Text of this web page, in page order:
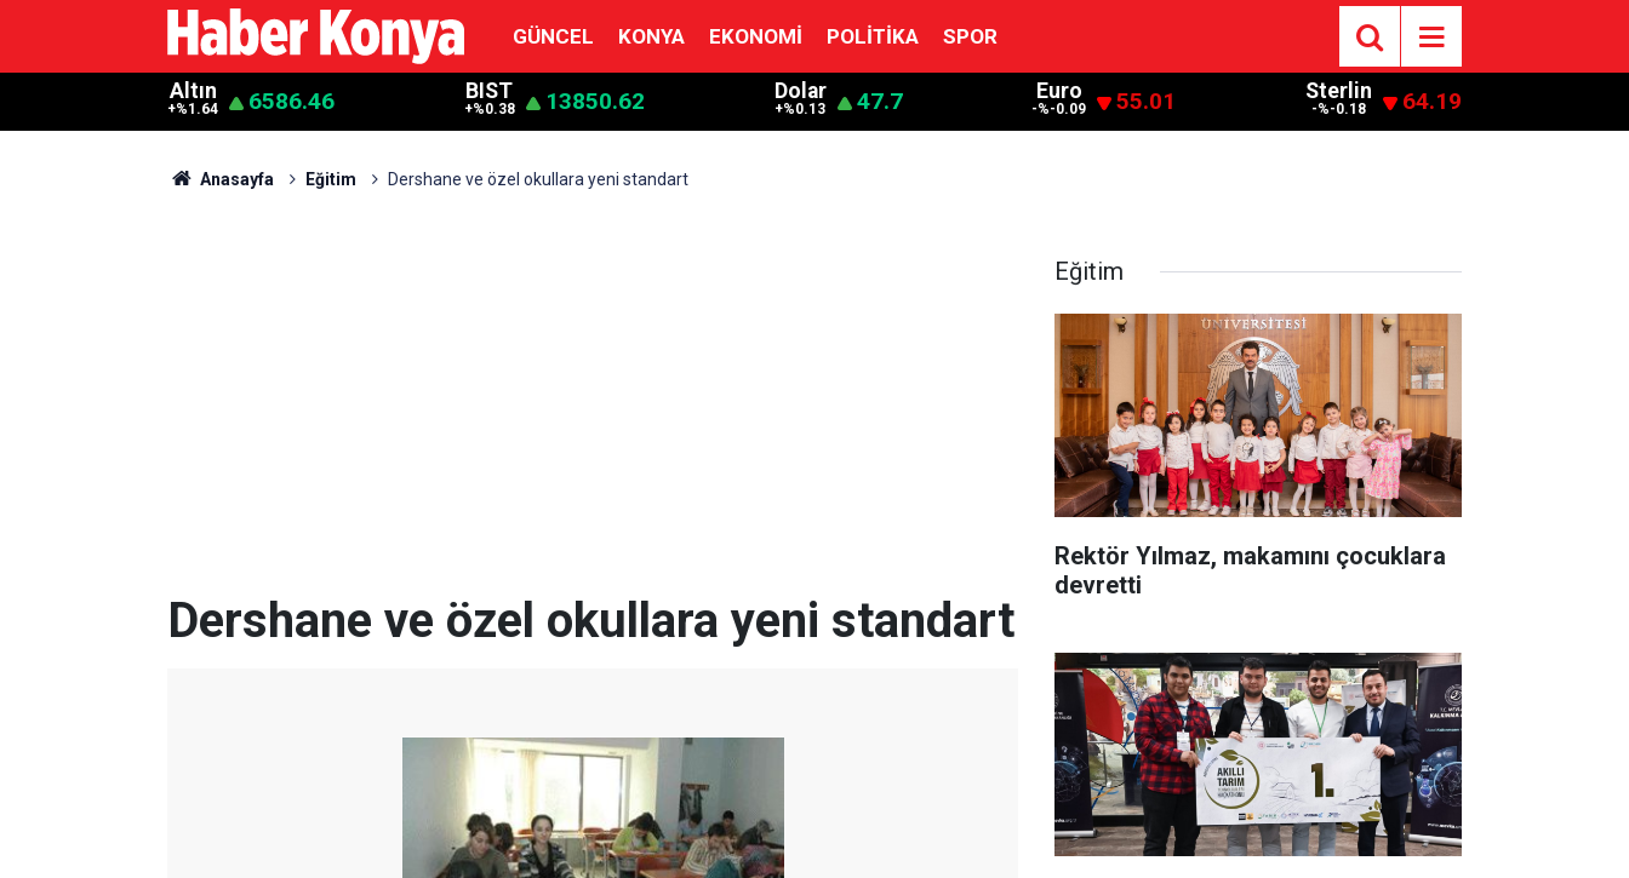
GÜNCEL KONYA EKONOMI POLITIKA SPOR
Altın
+%1.64 6586.46 BIST
+%0.38 13850.62 Dolar
+%0.13 47.7 Euro
-%-0.09 55.01 Sterlin
-%-0.18 64.19
Anasayfa Eğitim Dershane ve özel okullara yeni standart
Dershane ve özel okullara yeni standart
Eğitim
Rektör Yılmaz, makamını çocuklara
devretti